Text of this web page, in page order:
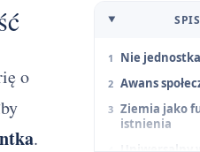
Nie
Awans
Ziemia jako
istnienia
o
.